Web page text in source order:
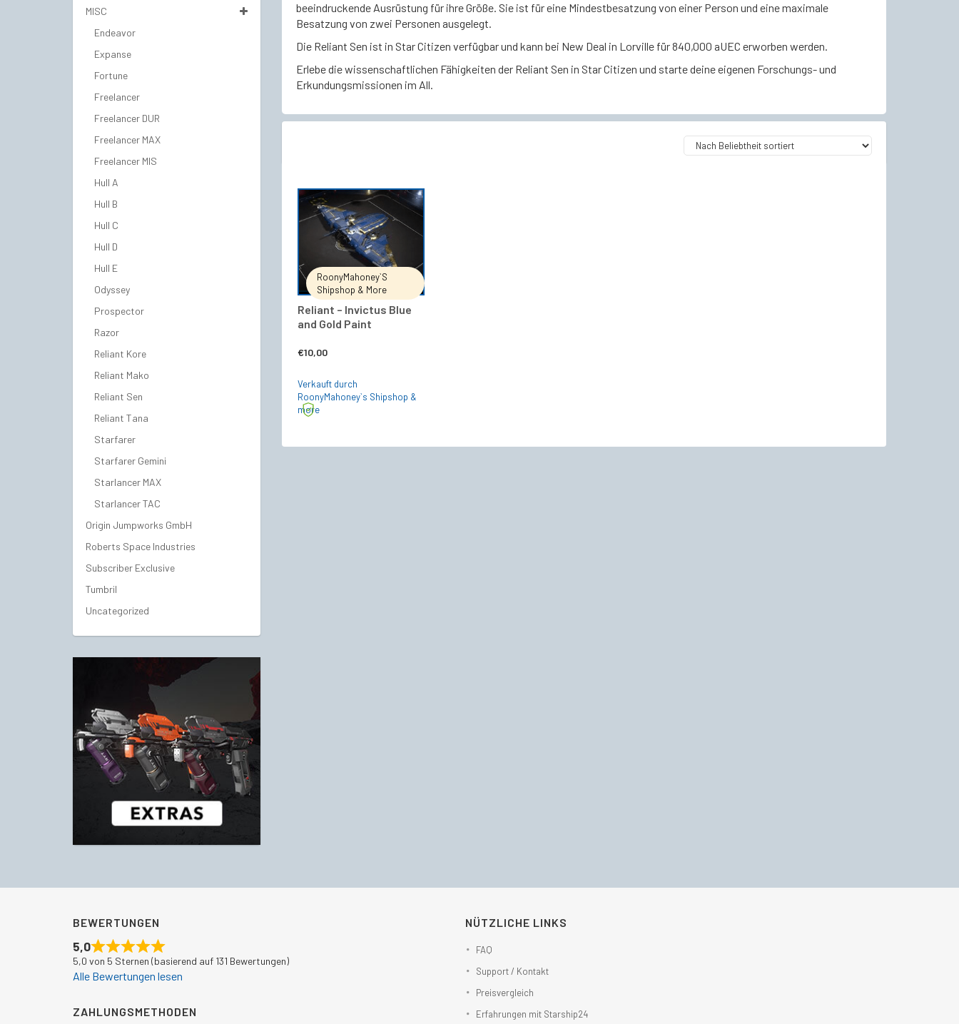
beeindruckende Ausrüstung für ihre Größe. Sie ist für eine Mindestbesatzung von einer Person und eine maximale
Besatzung von zwei Personen ausgelegt.
Die Reliant Sen ist in Star Citizen verfügbar und kann bei New Deal in Lorville für 840,000 aUEC erworben werden.
Erlebe die wissenschaftlichen Fähigkeiten der Reliant Sen in Star Citizen und starte deine eigenen Forschungs- und
Erkundungsmissionen im All.
RoonyMahoney`s
Shipshop & More
Reliant – Invictus Blue
and Gold Paint
€10,00
IN DEN WARENKORB
Verkauft durch
RoonyMahoney`s Shipshop &
more
MISC
Endeavor
Expanse
Fortune
Freelancer
Freelancer DUR
Freelancer MAX
Freelancer MIS
Hull A
Hull B
Hull C
Hull D
Hull E
Odyssey
Prospector
Razor
Reliant Kore
Reliant Mako
Reliant Sen
Reliant Tana
Starfarer
Starfarer Gemini
Starlancer MAX
Starlancer TAC
Origin Jumpworks GmbH
Roberts Space Industries
Subscriber Exclusive
Tumbril
Uncategorized
BEWERTUNGEN
5,0
5,0 von 5 Sternen (basierend auf 131 Bewertungen)
Alle Bewertungen lesen
ZAHLUNGSMETHODEN
NÜTZLICHE LINKS
FAQ
Support / Kontakt
Preisvergleich
Erfahrungen mit Starship24